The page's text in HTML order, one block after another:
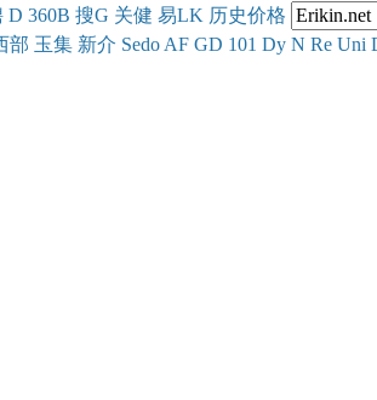
D 360B 搜G 关健 易LK 历史价格
部 玉集 新介 Sedo AF GD 101 Dy N Re Uni